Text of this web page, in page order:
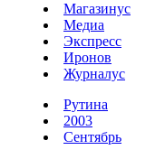
Магазинус
Медиа
Экспресс
Иронов
Журналус
Рутина
2003
Сентябрь